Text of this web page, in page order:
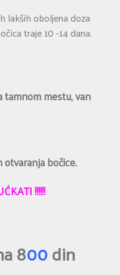
lakših oboljena doza
traje 10 -14 dana.
mestu, van
bočice.
!!!!!!
800din